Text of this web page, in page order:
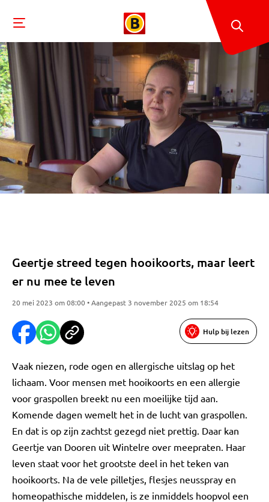
Geertje streed tegen hooikoorts, maar leert
er nu mee te leven
20 mei 2023 om 08:00 • Aangepast 3 november 2025 om 18:54
Hulp bij lezen
Vaak niezen, rode ogen en allergische uitslag op het
lichaam. Voor mensen met hooikoorts en een allergie
voor graspollen breekt nu een moeilijke tijd aan.
Komende dagen wemelt het in de lucht van graspollen.
En dat is op zijn zachtst gezegd niet prettig. Daar kan
Geertje van Dooren uit Wintelre over meepraten. Haar
leven staat voor het grootste deel in het teken van
hooikoorts. Na de vele pilletjes, flesjes neusspray en
homeopathische middelen, is ze inmiddels hoopvol een